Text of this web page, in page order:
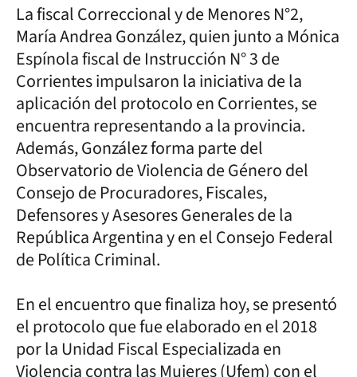
La fiscal Correccional y de Menores N°2,
María Andrea González, quien junto a Mónica
Espínola fiscal de Instrucción N° 3 de
Corrientes impulsaron la iniciativa de la
aplicación del protocolo en Corrientes, se
encuentra representando a la provincia.
Además, González forma parte del
Observatorio de Violencia de Género del
Consejo de Procuradores, Fiscales,
Defensores y Asesores Generales de la
República Argentina y en el Consejo Federal
de Política Criminal.
En el encuentro que finaliza hoy, se presentó
el protocolo que fue elaborado en el 2018
por la Unidad Fiscal Especializada en
Violencia contra las Mujeres (Ufem) con el